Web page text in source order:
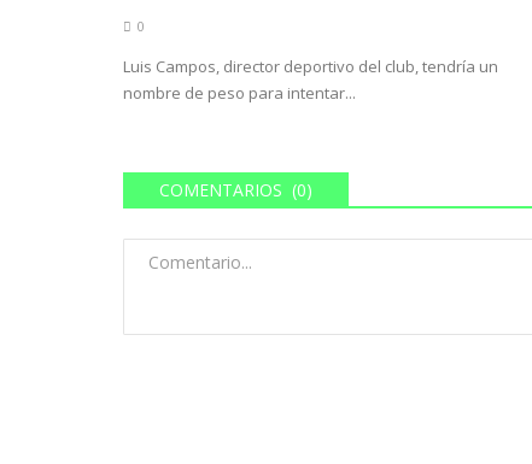
0
Luis Campos, director deportivo del club, tendría un
nombre de peso para intentar...
COMENTARIOS (0)